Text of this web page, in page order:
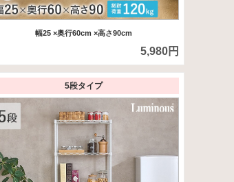
幅25 ×奥行60cm ×高さ90cm
5,980円
5段タイプ